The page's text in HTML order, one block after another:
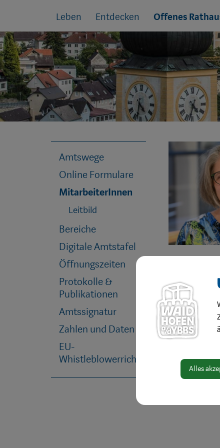
Sprungmarken
zu:
Leben Entdecken Offenes
Amtswege
Online Formulare
MitarbeiterInnen
Leitbild
Bereiche
Digitale Amtstafel
Öffnungszeiten
Protokolle &
Publikationen
Amtssignatur
Zahlen und Daten
EU-
Whistleblowerrichtlinie
Alles